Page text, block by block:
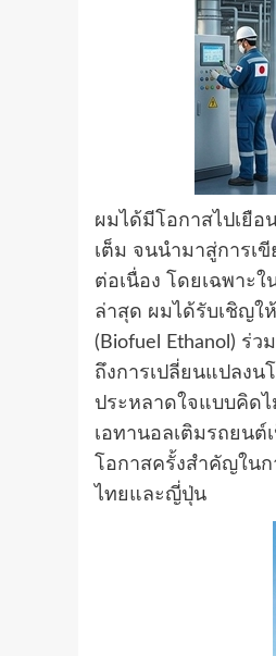
ผมได้มีโอกาสไปเยือ
เต็ม จนนำมาสู่การเ
ต่อเนื่อง โดยเฉพาะ
ล่าสุด ผมได้รับเชิญใ
(Biofuel Ethanol) ร่
ถึงการเปลี่ยนแปลง
ประหลาดใจแบบคิด
เอทานอลเติมรถยนต์
โอกาสครั้งสำคัญใน
ไทยและญี่ปุ่น